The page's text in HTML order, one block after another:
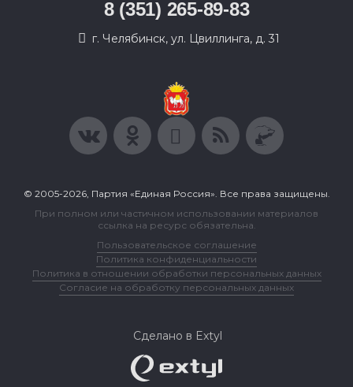
8 (351) 265-89-83
г. Челябинск, ул. Цвиллинга, д. 31
© 2005-2026, Партия «Единая Россия». Все права защищены.
При полном или частичном использовании материалов
ссылка на ресурс обязательна.
Пользовательское соглашение
Политика конфиденциальности
Политика в отношении обработки персональных данных
Согласие на обработку персональных данных
Сделано в Extyl